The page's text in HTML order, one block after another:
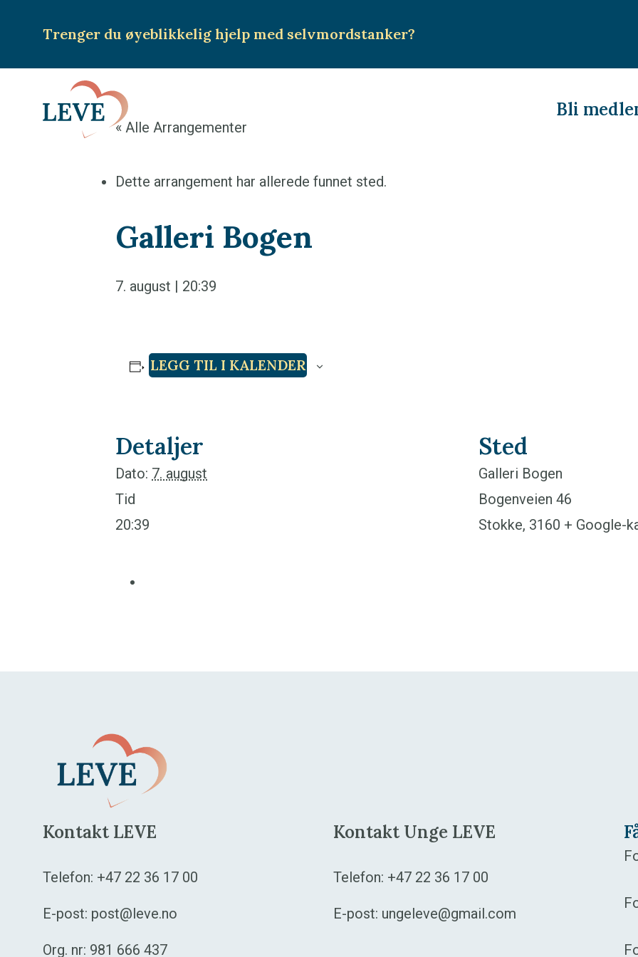
Trenger du øyeblikkelig hjelp med selvmordstanker?
Bli
« Alle Arrangementer
Dette arrangement har allerede funnet sted.
Galleri Bogen
7. august | 20:39
LEGG TIL I KALENDER
Detaljer
Dato: 7. august
Tid
20:39
Sted
Galleri Bogen
Bogenveien 46
Stokke, 3160 + Google-
Kontakt LEVE
Telefon: +47 22 36 17 00
E-post: post@leve.no
Org. nr: 981 666 437
Kontakt Unge LEVE
Telefon: +47 22 36 17 00
E-post: ungeleve@gmail.com